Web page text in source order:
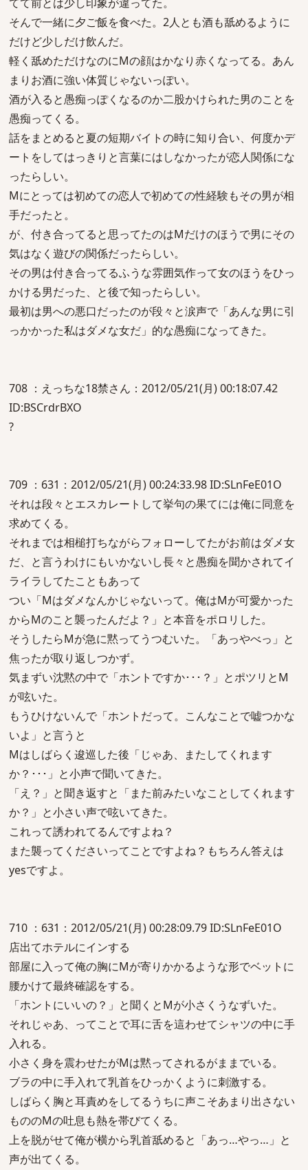
そんで一緒に夕ご飯を食べた。2人とも酒も舐めるように
だけど少しだけ飲んだ。
軽く舐めただけなのにMの顔はかなり赤くなってる。あん
まりお酒に強い体質じゃないっぽい。
酒が入ると愚痴っぽくなるのか二股かけられた男のことを
愚痴ってくる。
話をまとめると夏の短期バイトの時に知り合い、何度かデ
ートをしてはっきりと言葉にはしなかったが恋人関係にな
ったらしい。
Mにとっては初めての恋人で初めての性経験もその男が相
手だったと。
が、付き合ってると思ってたのはMだけのほうで男にその
気はなく遊びの関係だったらしい。
その男は付き合ってるふうな雰囲気作って女のほうをひっ
かける男だった、と後で知ったらしい。
最初は男への悪口だったのが段々と涙声で「あんな男に引
っかかった私はダメな女だ」的な愚痴になってきた。
708 ：えっちな18禁さん：2012/05/21(月) 00:18:07.42
ID:BSCrdrBXO
?
709 ：631：2012/05/21(月) 00:24:33.98 ID:SLnFeE01O
それは段々とエスカレートして挙句の果てには俺に同意を
求めてくる。
それまでは相槌打ちながらフォローしてたがお前はダメ女
だ、と言うわけにもいかないし長々と愚痴を聞かされてイ
ライラしてたこともあって
つい「Mはダメなんかじゃないって。俺はMが可愛かった
からMのこと襲ったんだよ？」と本音をポロリした。
そうしたらMが急に黙ってうつむいた。「あっやべっ」と
焦ったが取り返しつかず。
気まずい沈黙の中で「ホントですか･･･？」とポツリとM
が呟いた。
もうひけないんで「ホントだって。こんなことで嘘つかな
いよ」と言うと
Mはしばらく逡巡した後「じゃあ、またしてくれます
か？･･･」と小声で聞いてきた。
「え？」と聞き返すと「また前みたいなことしてくれます
か？」と小さい声で呟いてきた。
これって誘われてるんですよね？
また襲ってくださいってことですよね？もちろん答えは
yesですよ。
710 ：631：2012/05/21(月) 00:28:09.79 ID:SLnFeE01O
店出てホテルにインする
部屋に入って俺の胸にMが寄りかかるような形でベットに
腰かけて最終確認をする。
「ホントにいいの？」と聞くとMが小さくうなずいた。
それじゃあ、ってことで耳に舌を這わせてシャツの中に手
入れる。
小さく身を震わせたがMは黙ってされるがままでいる。
ブラの中に手入れて乳首をひっかくように刺激する。
しばらく胸と耳責めをしてるうちに声こそあまり出さない
もののMの吐息も熱を帯びてくる。
上を脱がせて俺が横から乳首舐めると「あっ…やっ…」と
声が出てくる。